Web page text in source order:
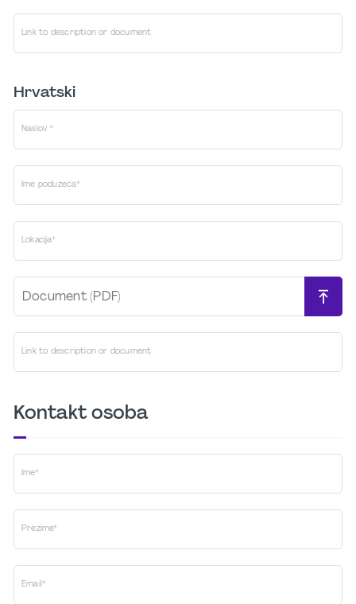
Link to description or document
Hrvatski
Naslov *
Ime poduzeća*
Lokacija*
Document (PDF)
Link to description or document
Kontakt osoba
Ime*
Prezime*
Email*